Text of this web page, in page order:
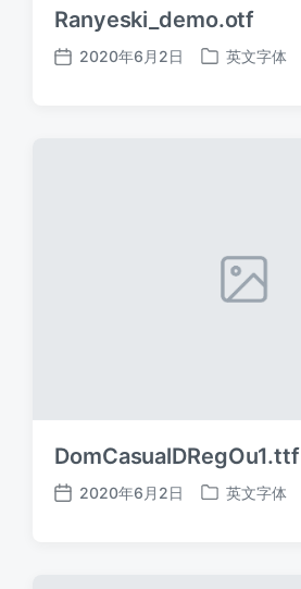
Ranyeski_demo.otf
发
2020年6月2日
发
英文字体
DomCasualDRegOu1.ttf
发
2020年6月2日
发
英文字体